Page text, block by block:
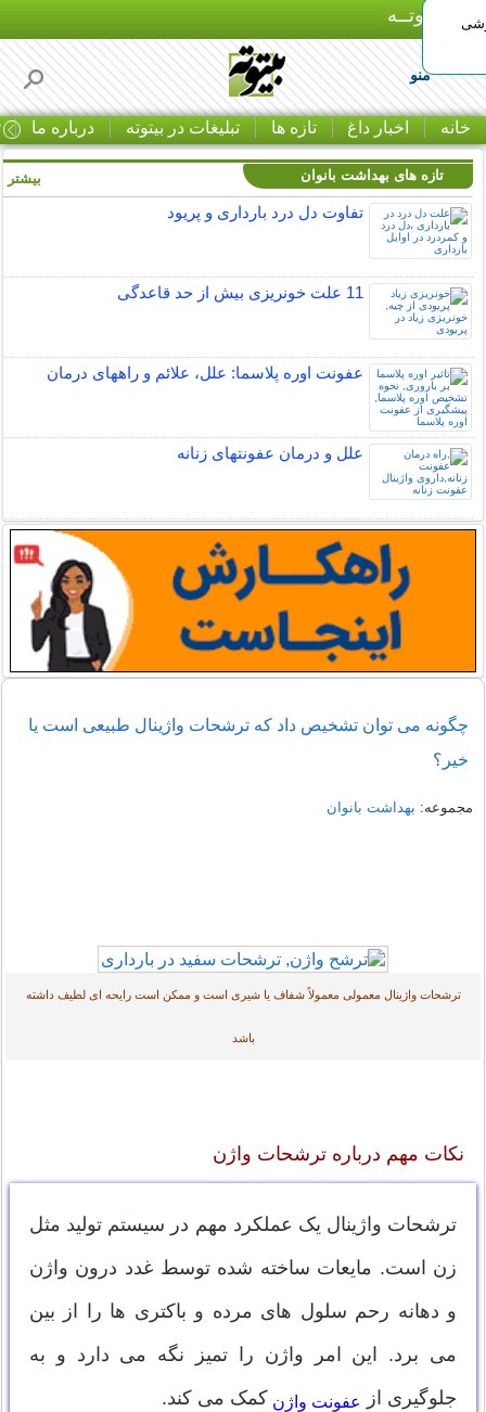
بـیتوتــه
منو
خانه اخبار داغ تازه ها تبلیغات در بیتوته درباره ما
تازه های بهداشت بانوان
تفاوت دل درد بارداری و پریود
11 علت خونریزی بیش از حد قاعدگی
عفونت اوره پلاسما: علل، علائم و راههای درمان
علل و درمان عفونتهای زنانه
بیشتر
چگونه می توان تشخیص داد که ترشحات واژینال طبیعی است یا
خیر؟
مجموعه: بهداشت بانوان
ترشحات واژینال معمولی معمولاً شفاف یا شیری است و ممکن است رایحه ای لطیف داشته
باشد
نکات مهم درباره ترشحات واژن
ترشحات واژینال یک عملکرد مهم در سیستم تولید مثل
زن است. مایعات ساخته شده توسط غدد درون واژن
و دهانه رحم سلول های مرده و باکتری ها را از بین
می برد. این امر واژن را تمیز نگه می دارد و به
جلوگیری از
عفونت واژن کمک می کند.